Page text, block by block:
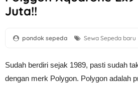
Juta!!
pondok sepeda Sewa Sepeda baru
Sudah berdiri sejak 1989, pasti sudah
dengan merk Polygon. Polygon adalah